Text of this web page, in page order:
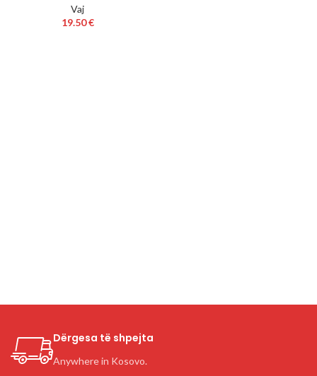
Vaj
19.50€
Dërgesa të shpejta
Anywhere in Kosovo.